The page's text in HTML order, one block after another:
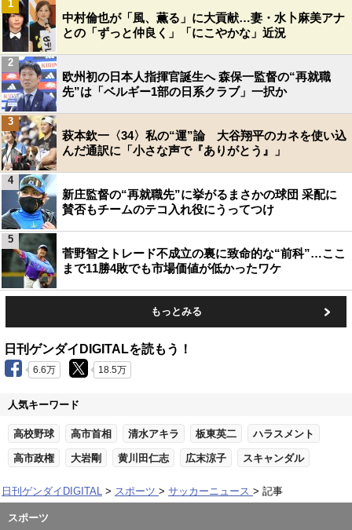
中村倫也が「風、薫る」に大貢献…妻・水卜麻美アナ
との「ずっと仲良く」「にこやかな」近況
1
欧州初の日本人指揮官誕生へ 森保一監督の“再就職
先”は「ベルギー1部の日系クラブ」一択か
2
萩本欽一〈34〉私の“運”論 大谷翔平のカネを使い込
んだ通訳に「小さな声で『ありがとう』」
3
新庄監督の“再就職先”に挙がるまさかの球団 采配に
賛否もチームのテコ入れ役にうってつけ
4
菅野智之トレード不成立の裏に致命的な“前科”…ここ
まで11勝4敗でも市場価値が低かったワケ
5
もっとみる
日刊ゲンダイDIGITALを読もう！
6.6万 18.5万
人気キーワード
高校野球 高市首相 清水アキラ 板東英二 ハラスメント
高市政権 大岩剛 黄川田仁志 広末涼子 スキャンダル
日刊ゲンダイDIGITAL スポーツ サッカーニュース 記事
スポーツ